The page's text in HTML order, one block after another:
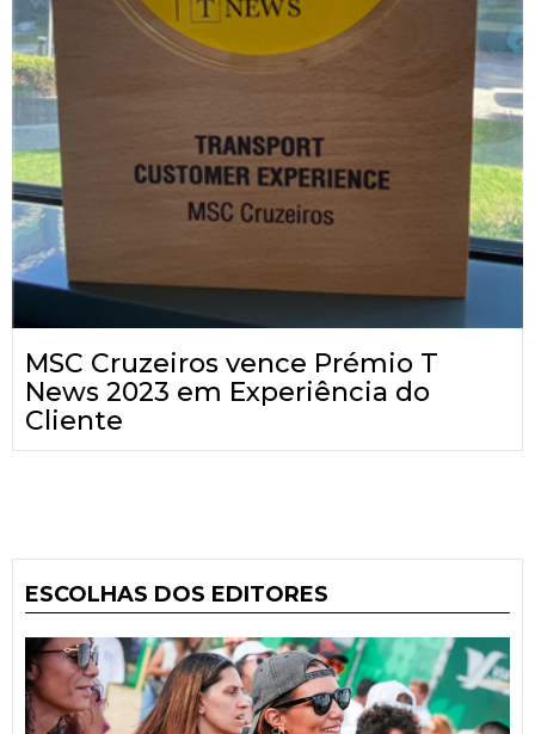
MSC Cruzeiros vence Prémio T
News 2023 em Experiência do
Cliente
ESCOLHAS DOS EDITORES